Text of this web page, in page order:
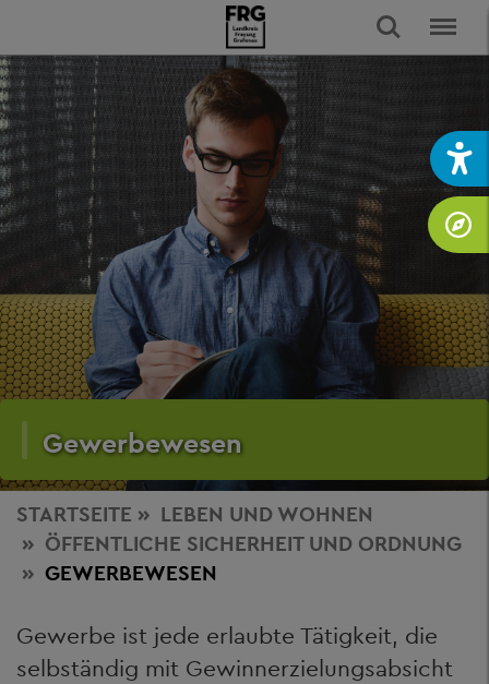
Gewerbewesen
STARTSEITE LEBEN UND WOHNEN
ÖFFENTLICHE SICHERHEIT UND ORDNUNG
GEWERBEWESEN
Gewerbe ist jede erlaubte Tätigkeit, die
selbständig mit Gewinnerzielungsabsicht